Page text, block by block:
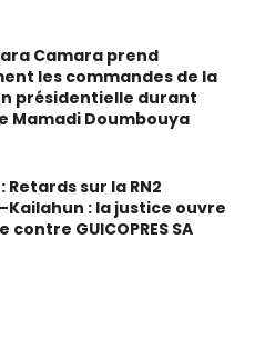
Camara prend
les commandes de la
présidentielle durant
Mamadi Doumbouya
Retards sur la RN2
: la justice ouvre
GUICOPRES SA